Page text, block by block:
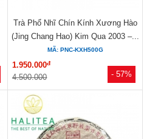
- 57%
Trà Phổ Nhĩ Chín Kính Xương Hào
(Jing Chang Hao) Kim Qua 2003 –...
MÃ: PNC-KXH500G
1.950.000đ
4.500.000